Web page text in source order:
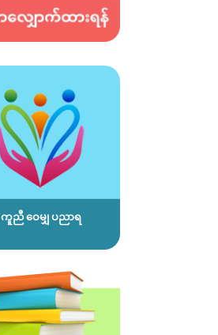
ကူညီ ဝေမျှ ပညာရ